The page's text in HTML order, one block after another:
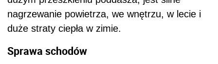
nagrzewanie powietrza, we wnętrzu, w lecie i
duże straty ciepła w zimie.
Sprawa schodów